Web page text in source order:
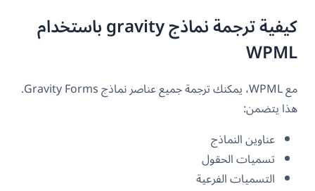
كيفية ترجمة نماذج gravity باستخدام
WPML
مع WPML، يمكنك ترجمة جميع عناصر نماذج Gravity Forms.
هذا يتضمن:
عناوين النماذج
تسميات الحقول
التسميات الفرعية